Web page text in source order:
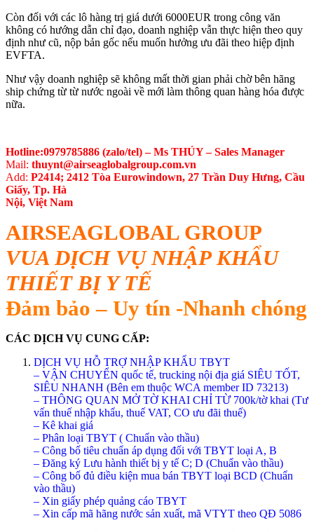
Còn đối với các lô hàng trị giá dưới 6000EUR trong công văn
không có hướng dẫn chỉ đạo, doanh nghiệp vẫn thực hiện theo quy
định như cũ, nộp bản gốc nếu muốn hưởng ưu đãi theo hiệp định
EVFTA.
Như vậy doanh nghiệp sẽ không mất thời gian phải chờ bên hãng
ship chứng từ từ nước ngoài về mới làm thông quan hàng hóa được
nữa.
Hotline:0979785886 (zalo/tel) – Ms THÚY – Sales Manager
Mail: thuynt@airseaglobalgroup.com.vn
Add: P2414; 2412 Tòa Eurowindown, 27 Trần Duy Hưng, Cầu
Giấy, Tp. Hà
Nội, Việt Nam
AIRSEAGLOBAL GROUP
VUA DỊCH VỤ NHẬP KHẨU
THIẾT BỊ Y TẾ
Đảm bảo – Uy tín -Nhanh chóng
CÁC DỊCH VỤ CUNG CẤP:
DỊCH VỤ HỖ TRỢ NHẬP KHẨU TBYT
– VẬN CHUYỂN quốc tế, trucking nội địa giá SIÊU TỐT,
SIÊU NHANH (Bên em thuộc WCA member ID 73213)
– THÔNG QUAN MỞ TỜ KHAI CHỈ TỪ 700k/tờ khai (Tư
vấn thuế nhập khẩu, thuế VAT, CO ưu đãi thuế)
– Kê khai giá
– Phân loại TBYT ( Chuẩn vào thầu)
– Công bố tiêu chuẩn áp dụng đối với TBYT loại A, B
– Đăng ký Lưu hành thiết bị y tế C; D (Chuẩn vào thầu)
– Công bố đủ điều kiện mua bán TBYT loại BCD (Chuẩn
vào thầu)
– Xin giấy phép quảng cáo TBYT
– Xin cấp mã hãng nước sản xuất, mã VTYT theo QĐ 5086